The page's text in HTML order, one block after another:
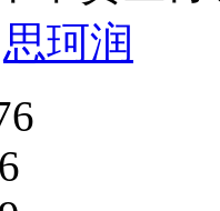
思珂润